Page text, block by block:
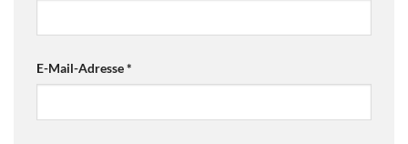
E-Mail-Adresse*